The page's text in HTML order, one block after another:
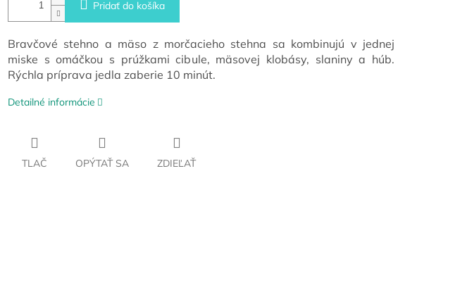
Pridať do košíka
Bravčové stehno a mäso z morčacieho stehna sa kombinujú v jednej
miske s omáčkou s prúžkami cibule, mäsovej klobásy, slaniny a húb.
Rýchla príprava jedla zaberie 10 minút.
Detailné informácie
TLAČ OPÝTAŤ SA ZDIEĽAŤ